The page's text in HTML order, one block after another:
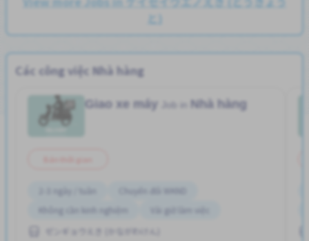
と)
Các công việc Nhà hàng
Giao xe máy Nhà hàng
2-3 ngày / tuần
Chuyển đổi WKND
Không cần kinh nghiệm
Vài giờ làm việc
ゼンギョウえき (かながわけん)